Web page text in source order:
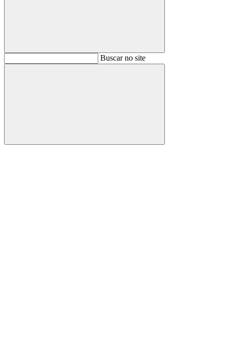
BuscarBuscar no site
Buscar